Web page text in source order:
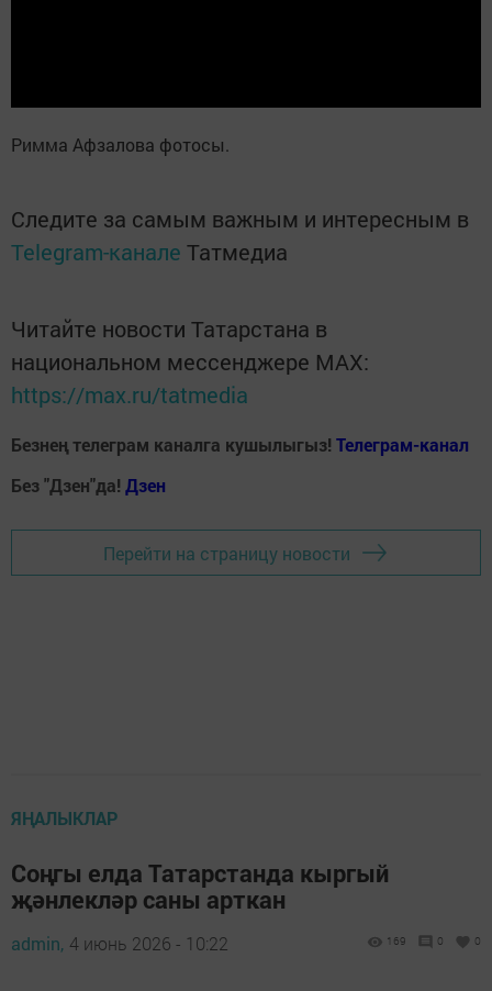
Римма Афзалова фотосы.
Следите за самым важным и интересным в
Telegram-канале Татмедиа
Читайте новости Татарстана в
национальном мессенджере MАХ:
https://max.ru/tatmedia
Безнең телеграм каналга кушылыгыз! Телеграм-канал
Без "Дзен"да! Дзен
Перейти на страницу новости
ЯҢАЛЫКЛАР
Соңгы елда Татарстанда кыргый
җәнлекләр саны арткан
admin, 4 июнь 2026 - 10:22 169 0 0